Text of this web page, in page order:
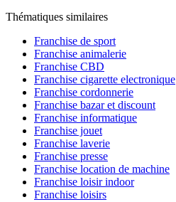
Thématiques similaires
Franchise de sport
Franchise animalerie
Franchise CBD
Franchise cigarette electronique
Franchise cordonnerie
Franchise bazar et discount
Franchise informatique
Franchise jouet
Franchise laverie
Franchise presse
Franchise location de machine
Franchise loisir indoor
Franchise loisirs